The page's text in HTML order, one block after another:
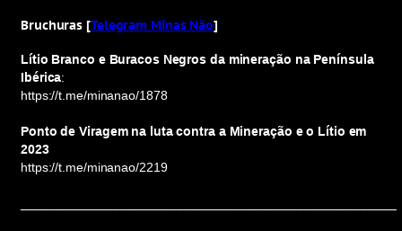
Bruchuras [Telegram Minas Não]
Lítio Branco e Buracos Negros da mineração na Península
Ibérica:
https://t.me/minanao/1878
Ponto de Viragem na luta contra a Mineração e o Lítio em
2023
https://t.me/minanao/2219